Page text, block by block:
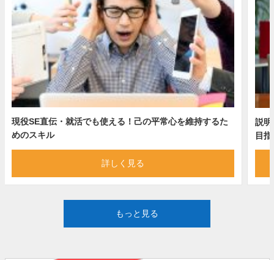
現役SE直伝・就活でも使える！己の平常心を維持するた
めのスキル
詳しく見る
説明
目
もっと見る